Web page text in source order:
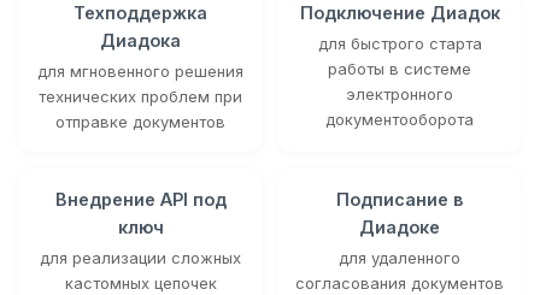
Техподдержка
Диадока
для мгновенного решения
технических проблем при
отправке документов
Подключение Диадок
для быстрого старта
работы в системе
электронного
документооборота
Внедрение API под
ключ
для реализации сложных
кастомных цепочек
Подписание в
Диадоке
для удаленного
согласования документов